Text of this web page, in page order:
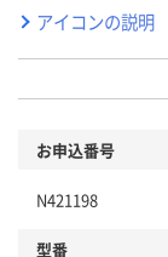
アイコンの説明
お申込番号
N421198
型番